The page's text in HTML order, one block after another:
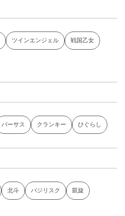
ツインエンジェル 戦国乙女
バーサス クランキー ひぐらし
北斗 バジリスク 凱旋